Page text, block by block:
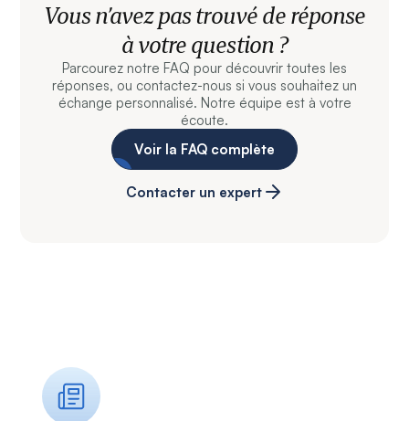
Vous n’avez pas trouvé de réponse
à votre question ?
Parcourez notre FAQ pour découvrir toutes les
réponses, ou contactez-nous si vous souhaitez un
échange personnalisé. Notre équipe est à votre
écoute.
Voir la FAQ complète
Contacter un expert